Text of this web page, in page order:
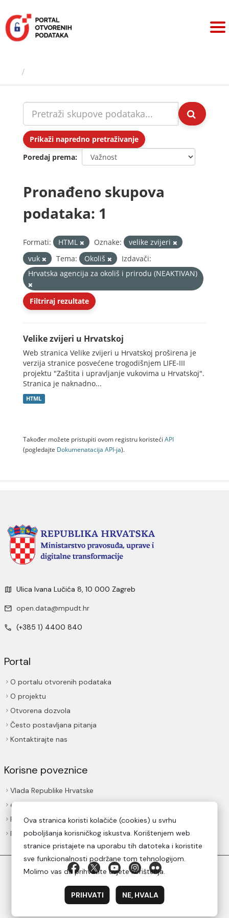
sadržaj
Prikaži napredno pretraživanje
Poredaj prema
Pronađeno skupova
podataka: 1
Formati: HTML Oznake:
velike zvijeri
vuk
Tema: Okoliš
Izdavači:
Hrvatska agencija za okoliš i prirodu (NEAKTIVAN)
Filtriraj rezultate
Velike zvijeri u Hrvatskoj
Web stranica Velike zvijeri u Hrvatskoj proširena je
verzija stranice posvećene trogodišnjem LIFE-III
projektu "Zaštita i upravljanje vukovima u Hrvatskoj".
Stranica je naknadno...
HTML
Također možete pristupiti ovom registru koristeći API
(pogledajte Dokumenаtаcijа API-jа).